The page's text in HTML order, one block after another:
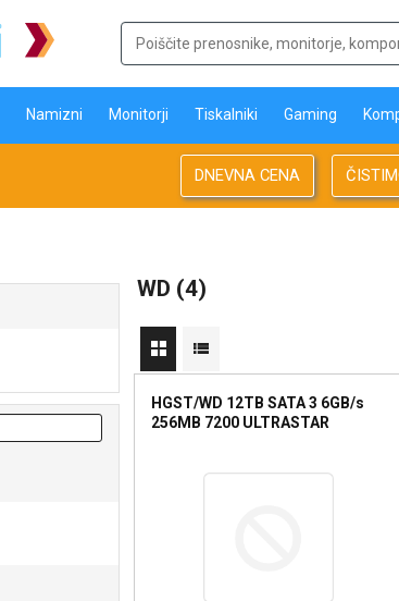
Namizni Monitorji Tiskalniki Gaming
DNEVNA CENA
WD (4)
HGST/WD 12TB SATA 3 6GB/s
256MB 7200 ULTRASTAR